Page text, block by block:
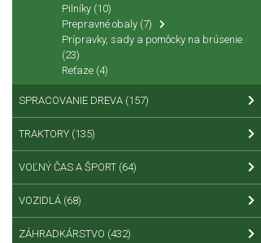
Pilníky (10)
Prepravné obaly (7)
Prípravky, sady a pomôcky na brúsenie
(23)
Reťaze (4)
SPRACOVANIE DREVA (157)
TRAKTORY (135)
VOĽNÝ ČAS A ŠPORT (64)
VOZIDLÁ (68)
ZÁHRADKÁRSTVO (432)